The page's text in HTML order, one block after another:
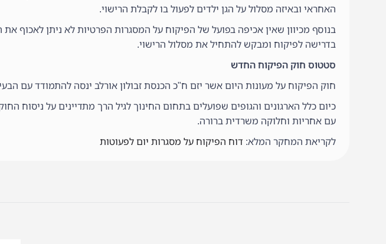
האחראי ובאיזה מסלול על הגן ילדים לפעול בו לקבלת הרישוי.
בנוסף מכיוון שאין אכיפה בפועל של הפיקוח על המסגרות הפרטיות לא ניתן לאכוף
בדרישה לפיקוח ומבקש להתחיל את מסלול הרישוי.
סטטוס חוק הפיקוח החדש
חוק הפיקוח על מעונות היום אשר יזם ח"כ הכנסת זבולון אורלב ינסה להתמודד עם
כיום כלל הארגונים והגופים שפועלים בתחום החינוך לגיל הרך מתדיינים על ניסוח
עם אחריות וחלוקה משרדית ברורה.
לקריאת המחקר המלא: דוח הפיקוח על מסגרות יום לפעוטות